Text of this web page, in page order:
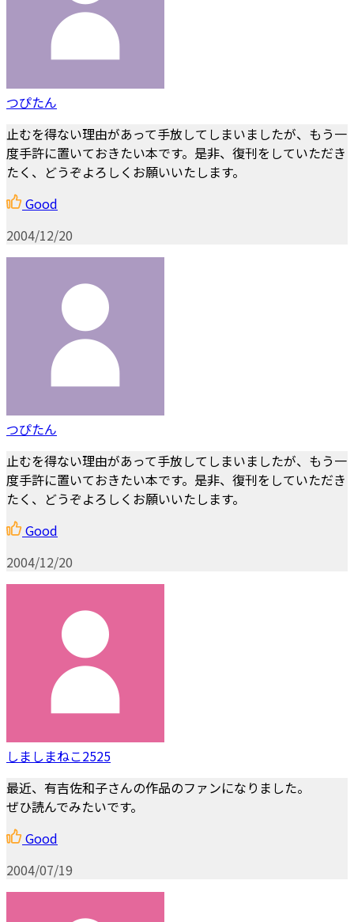
つぴたん
止むを得ない理由があって手放してしまいましたが、もう一
度手許に置いておきたい本です。是非、復刊をしていただき
たく、どうぞよろしくお願いいたします。
Good
2004/12/20
つぴたん
止むを得ない理由があって手放してしまいましたが、もう一
度手許に置いておきたい本です。是非、復刊をしていただき
たく、どうぞよろしくお願いいたします。
Good
2004/12/20
しましまねこ2525
最近、有吉佐和子さんの作品のファンになりました。
ぜひ読んでみたいです。
Good
2004/07/19